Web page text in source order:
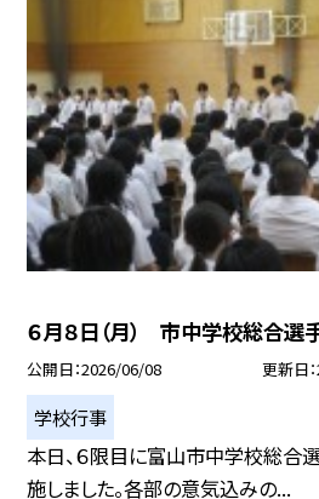
６月８日（月） 市中学校総合
公開日 2026/06/08 更新日
学校行事
本日、６限目に富山市中学校総合
施しました。各部の意気込みの...